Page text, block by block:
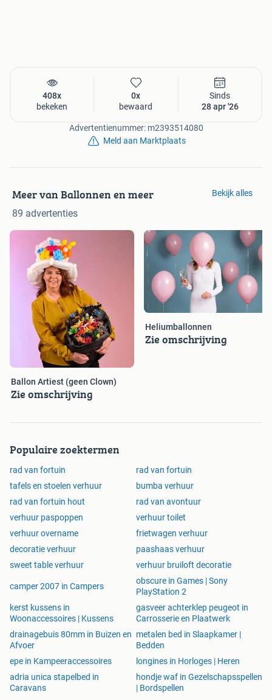
408x
bekeken
0x
bewaard
Sinds
28 apr '26
Advertentienummer: m2393514080
Meld aan Marktplaats
Meer van Ballonnen en meer
89 advertenties
Bekijk alles
Ballon Artiest (geen Clown)
Zie omschrijving
Heliumballonnen
Zie omschrijving
Populaire zoektermen
rad van fortuin
rad van fortuin
tafels en stoelen verhuur
bumba verhuur
rad van fortuin hout
rad van avontuur
verhuur paspoppen
verhuur toilet
verhuur overname
frietwagen verhuur
decoratie verhuur
paashaas verhuur
sweet table verhuur
verhuur bruiloft decoratie
camper 2007 in Campers
obscure in Games | Sony
PlayStation 2
kerst kussens in
Woonaccessoires | Kussens
gasveer achterklep peugeot in
Carrosserie en Plaatwerk
drainagebuis 80mm in Buizen en
Afvoer
metalen bed in Slaapkamer |
Bedden
epe in Kampeeraccessoires
longines in Horloges | Heren
adria unica stapelbed in
Caravans
hondje waf in Gezelschapsspellen
| Bordspellen